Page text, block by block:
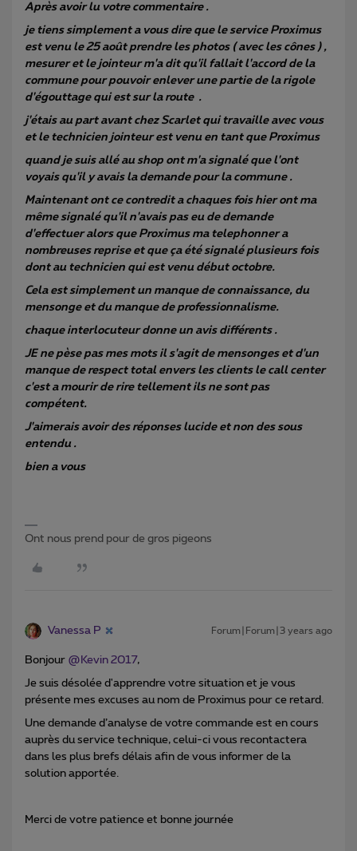
Après avoir lu votre commentaire .
je tiens simplement a vous dire que le service Proximus
est venu le 25 août prendre les photos ( avec les cônes ) ,
mesurer et le jointeur m'a dit qu'il fallait l'accord de la
commune pour pouvoir enlever une partie de la rigole
d'égouttage qui est sur la route .
j'étais au part avant chez Scarlet qui travaille avec vous
et le technicien jointeur est venu en tant que Proximus
quand je suis allé au shop ont m'a signalé que l'ont
voyais qu'il y avais la demande pour la commune .
​​​​​​Maintenant ont ce contredit a chaques fois hier ont ma
même signalé qu'il n'avais pas eu de demande
d'effectuer alors que Proximus ma telephonner a
nombreuses reprise et que ça été signalé plusieurs fois
dont au technicien qui est venu début octobre.
Cela est simplement un manque de connaissance, du
mensonge et du manque de professionnalisme.
chaque interlocuteur donne un avis différents .
JE ne pèse pas mes mots il s'agit de mensonges et d'un
manque de respect total envers les clients le call center
c'est a mourir de rire tellement ils ne sont pas
compétent.
J'aimerais avoir des réponses lucide et non des sous
entendu .
​​​​​​​bien a vous
Ont nous prend pour de gros pigeons
Vanessa P Forum|Forum|3 years ago
Bonjour @Kevin 2017,
Je suis désolée d'apprendre votre situation et je vous
présente mes excuses au nom de Proximus pour ce retard.
Une demande d’analyse de votre commande est en cours
auprès du service technique, celui-ci vous recontactera
dans les plus brefs délais afin de vous informer de la
solution apportée.
Merci de votre patience et bonne journée